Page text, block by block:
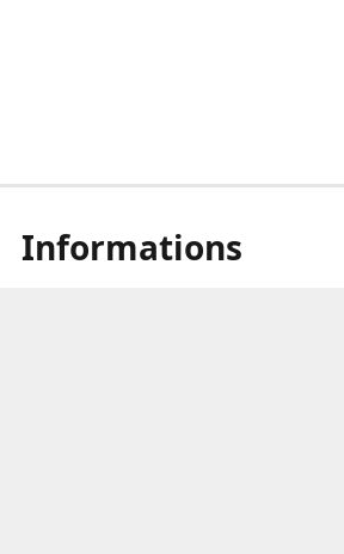
Informations